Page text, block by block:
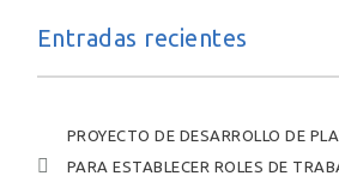
Entradas recientes
PROYECTO DE DESARROLLO DE
PARA ESTABLECER ROLES DE